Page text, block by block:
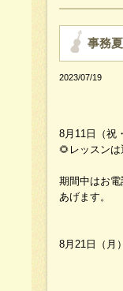
事務
2023/07/19
8月11日（祝
🌻レッスン
期間中はお
あげます。
8月21日（月